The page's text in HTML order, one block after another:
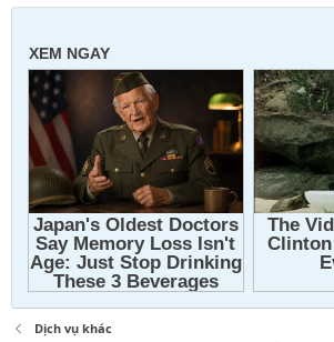
Dịch vụ khác